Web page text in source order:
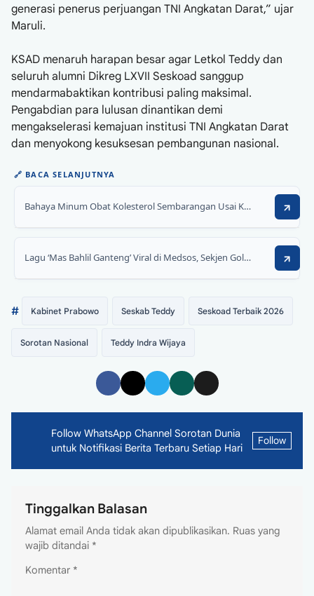
generasi penerus perjuangan TNI Angkatan Darat,” ujar
Maruli.
KSAD menaruh harapan besar agar Letkol Teddy dan
seluruh alumni Dikreg LXVII Seskoad sanggup
mendarmabaktikan kontribusi paling maksimal.
Pengabdian para lulusan dinantikan demi
mengakselerasi kemajuan institusi TNI Angkatan Darat
dan menyokong kesuksesan pembangunan nasional.
🔗 BACA SELANJUTNYA
Bahaya Minum Obat Kolesterol Sembarangan Usai Konsumsi Daging Kurban
Lagu ‘Mas Bahlil Ganteng’ Viral di Medsos, Sekjen Golkar: Lucu dan Menghibur
# Kabinet Prabowo Seskab Teddy Seskoad Terbaik 2026
Sorotan Nasional Teddy Indra Wijaya
Follow WhatsApp Channel Sorotan Dunia
untuk Notifikasi Berita Terbaru Setiap Hari
Follow
Tinggalkan Balasan
Alamat email Anda tidak akan dipublikasikan. Ruas yang
wajib ditandai *
Komentar *